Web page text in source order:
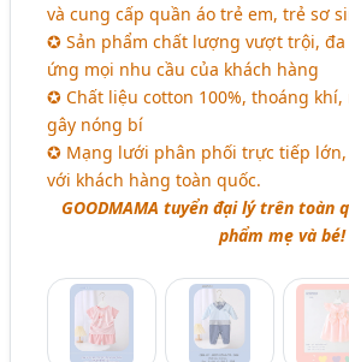
và cung cấp quần áo trẻ em, trẻ sơ
✪ Sản phẩm chất lượng vượt trội,
ứng mọi nhu cầu của khách hàng
✪ Chất liệu cotton 100%, thoáng khí,
gây nóng bí
✪ Mạng lưới phân phối trực tiếp
với khách hàng toàn quốc.
GOODMAMA tuyển đại lý trên toàn
phẩm mẹ và bé!